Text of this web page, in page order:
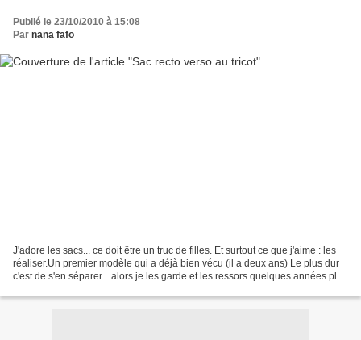
Publié le 23/10/2010 à 15:08
Par nana fafo
J'adore les sacs... ce doit être un truc de filles. Et surtout ce que j'aime : les
réaliser.Un premier modèle qui a déjà bien vécu (il a deux ans) Le plus dur
c'est de s'en séparer... alors je les garde et les ressors quelques années plus